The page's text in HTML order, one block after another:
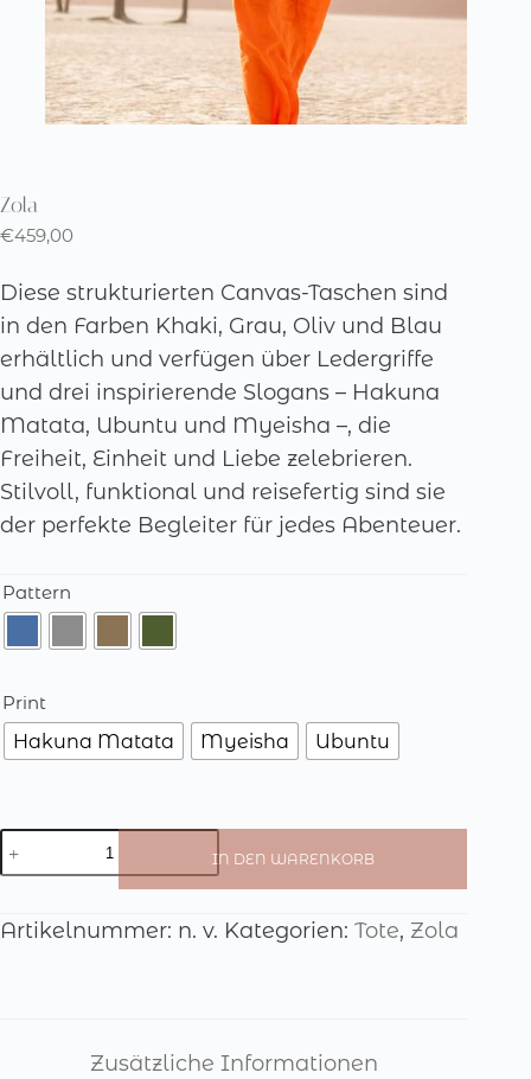
Zola
€459,00
Diese strukturierten Canvas-Taschen sind
in den Farben Khaki, Grau, Oliv und Blau
erhältlich und verfügen über Ledergriffe
und drei inspirierende Slogans – Hakuna
Matata, Ubuntu und Myeisha –, die
Freiheit, Einheit und Liebe zelebrieren.
Stilvoll, funktional und reisefertig sind sie
der perfekte Begleiter für jedes Abenteuer.
Pattern
Print
Hakuna Matata
Myeisha Ubuntu
Menge
IN DEN WARENKORB
Artikelnummer: n. v. Kategorien: Tote, Zola
Zusätzliche Informationen